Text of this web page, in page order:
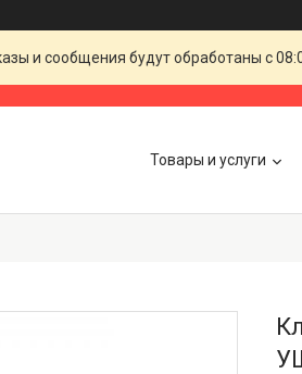
и сообщения будут обработаны с
Товары и услуги